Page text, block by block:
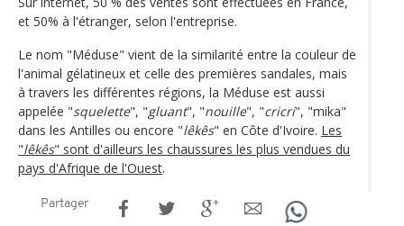
et 50% à l'étranger, selon l'entreprise.
Le nom "Méduse" vient de la similarité entre la couleur de
l'animal gélatineux et celle des premières sandales, mais
à travers les différentes régions, la Méduse est aussi
appelée "squelette", "gluant", "nouille", "cricri", "mika"
dans les Antilles ou encore "lêkês" en Côte d'Ivoire. Les
"lêkês" sont d'ailleurs les chaussures les plus vendues du
pays d'Afrique de l'Ouest.
Partager